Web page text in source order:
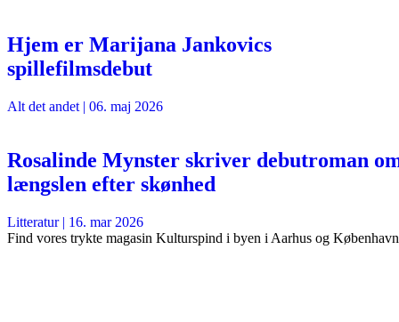
Hjem er Marijana Jankovics
spillefilmsdebut
Alt det andet | 06. maj 2026
Rosalinde Mynster skriver debutroman
længslen efter skønhed
Litteratur| 16. mar 2026
Find vores trykte magasin Kulturspind i byen i Aarhus og København